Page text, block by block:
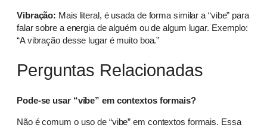
Vibração: Mais literal, é usada de forma similar a “vibe” para
falar sobre a energia de alguém ou de algum lugar. Exemplo:
“A vibração desse lugar é muito boa.”
Perguntas Relacionadas
Pode-se usar “vibe” em contextos formais?
Não é comum o uso de “vibe” em contextos formais. Essa